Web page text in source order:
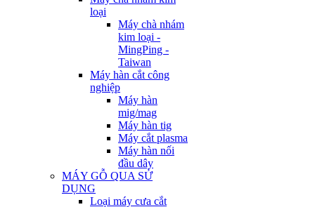
loại
Máy chà nhám
kim loại -
MingPing -
Taiwan
Máy hàn cắt công
nghiệp
Máy hàn
mig/mag
Máy hàn tig
Máy cắt plasma
Máy hàn nối
đầu dây
MÁY GỖ QUA SỬ
DỤNG
Loại máy cưa cắt